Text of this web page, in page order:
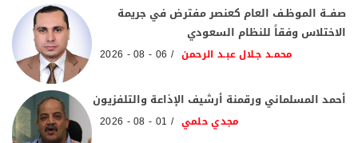
صفــة الموظـف العام كعنصر مفترض في جريمة
الاختلاس وفقاً للنظام السعودي
محمـد جـلال عبـد الرحمن 06 - 08 - 2026
أحمد المسلماني ورقمنة أرشيف الإذاعة والتلفزيون
مجدي حلمي 01 - 08 - 2026